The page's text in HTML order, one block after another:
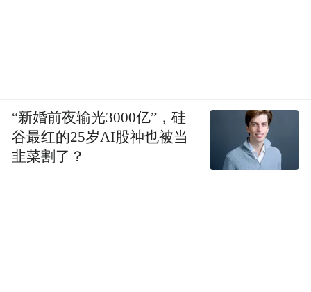
“新婚前夜输光3000亿”，硅
谷最红的25岁AI股神也被当
韭菜割了？